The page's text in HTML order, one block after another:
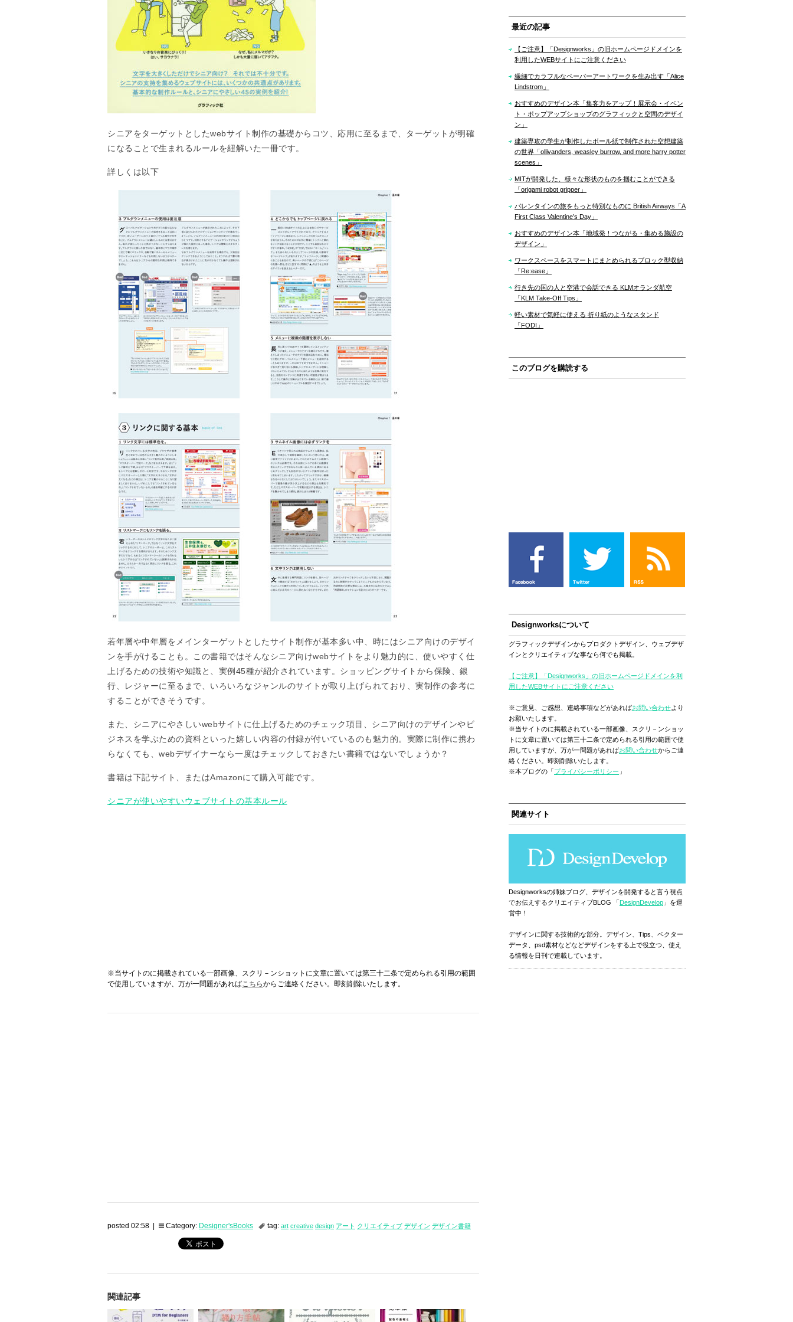
シニアをターゲットとしたwebサイト制作の基礎からコツ、応用に至るまで、ターゲットが明確
になることで生まれるルールを紐解いた一冊です。
詳しくは以下
若年層や中年層をメインターゲットとしたサイト制作が基本多い中、時にはシニア向けのデザイ
ンを手がけることも。この書籍ではそんなシニア向けwebサイトをより魅力的に、使いやすく仕
上げるための技術や知識と、実例45種が紹介されています。ショッピングサイトから保険、銀
行、レジャーに至るまで、いろいろなジャンルのサイトが取り上げられており、実制作の参考に
することができそうです。
また、シニアにやさしいwebサイトに仕上げるためのチェック項目、シニア向けのデザインやビ
ジネスを学ぶための資料といった嬉しい内容の付録が付いているのも魅力的。実際に制作に携わ
らなくても、webデザイナーなら一度はチェックしておきたい書籍ではないでしょうか？
書籍は下記サイト、またはAmazonにて購入可能です。
シニアが使いやすいウェブサイトの基本ルール
※当サイトのに掲載されている一部画像、スクリ－ンショットに文章に置いては第三十二条で定められる引用の範囲
で使用していますが、万が一問題があればこちらからご連絡ください。即刻削除いたします。
posted 02:58 | Category: Designer'sBooks tag: art creative design アート クリエイティブ デザイン デザイン書籍
関連記事
最近の記事
【ご注意】「Designworks」の旧ホームページドメインを
利用したWEBサイトにご注意ください
繊細でカラフルなペーパーアートワークを生み出す「Alice
Lindstrom」
おすすめのデザイン本「集客力をアップ！展示会・イベン
ト・ポップアップショップのグラフィックと空間のデザイ
ン」
建築専攻の学生が制作したボール紙で制作された空想建築
の世界「ollivanders, weasley burrow, and more harry potter
scenes」
MITが開発した、様々な形状のものを掴むことができる
「origami robot gripper」
バレンタインの旅をもっと特別なものに British Airways「A
First Class Valentine’s Day」
おすすめのデザイン本「地域発！つながる・集める施設の
デザイン」
ワークスペースをスマートにまとめられるブロック型収納
「Re:ease」
行き先の国の人と空港で会話できる KLMオランダ航空
「KLM Take-Off Tips」
軽い素材で気軽に使える 折り紙のようなスタンド
「FODI」
このブログを購読する
Designworksについて
グラフィックデザインからプロダクトデザイン、ウェブデザ
インとクリエイティブな事なら何でも掲載。
【ご注意】「Designworks」の旧ホームページドメインを利
用したWEBサイトにご注意ください
※ご意見、ご感想、連絡事項などがあればお問い合わせより
お願いたします。
※当サイトのに掲載されている一部画像、スクリ－ンショッ
トに文章に置いては第三十二条で定められる引用の範囲で使
用していますが、万が一問題があればお問い合わせからご連
絡ください。即刻削除いたします。
※本ブログの「プライバシーポリシー 」
関連サイト
Designworksの姉妹ブログ、デザインを開発すると言う視点
でお伝えするクリエイティブBLOG 「DesignDevelop 」を運
営中！
デザインに関する技術的な部分。デザイン、Tips、ベクター
データ、psd素材などなどデザインをする上で役立つ、使え
る情報を日刊で連載しています。